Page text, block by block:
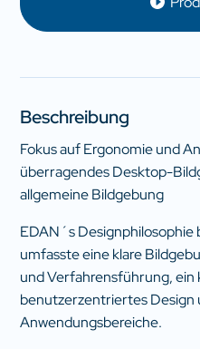
Beschreibung
Fokus auf Ergonomie und
überragendes Desktop-
allgemeine Bildgebung
EDAN´s
umfasste eine klare
und Verfahrensführung, ein
benutzerzentriertes Design
Anwendungsbereiche.